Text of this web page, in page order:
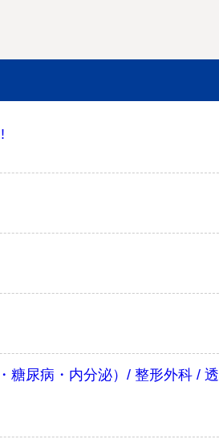
糖尿病・内分泌）/ 整形外科 / 透